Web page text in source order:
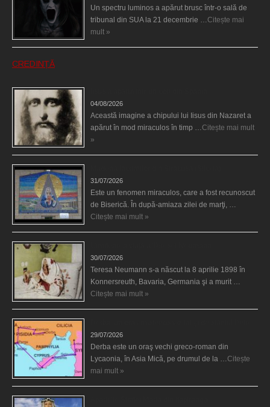
Un spectru luminos a apărut brusc într-o sală de
tribunal din SUA la 21 decembrie … Citește mai
mult »
CREDINȚĂ
04/08/2026
Această imagine a chipului lui Iisus din Nazaret a
apărut în mod miraculos în timp … Citește mai mult
»
31/07/2026
Este un fenomen miraculos, care a fost recunoscut
de Biserică. În după-amiaza zilei de marţi, …
Citește mai mult »
30/07/2026
Teresa Neumann s-a născut la 8 aprilie 1898 în
Konnersreuth, Bavaria, Germania şi a murit …
Citește mai mult »
29/07/2026
Derba este un oraş vechi greco-roman din
Lycaonia, în Asia Mică, pe drumul de la … Citește
mai mult »